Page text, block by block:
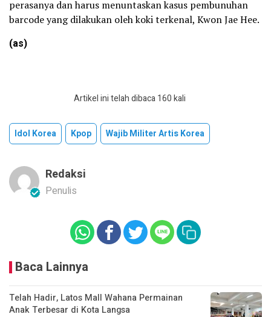
perasanya dan harus menuntaskan kasus pembunuhan
barcode yang dilakukan oleh koki terkenal, Kwon Jae Hee.
(as)
Artikel ini telah dibaca 160 kali
Idol Korea Kpop Wajib Militer Artis Korea
Redaksi
Penulis
Baca Lainnya
Telah Hadir, Latos Mall Wahana Permainan
Anak Terbesar di Kota Langsa